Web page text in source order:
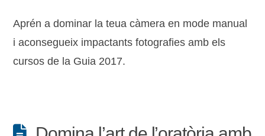
Aprén a dominar la teua càmera en mode manual
i aconsegueix impactants fotografies amb els
cursos de la Guia 2017.